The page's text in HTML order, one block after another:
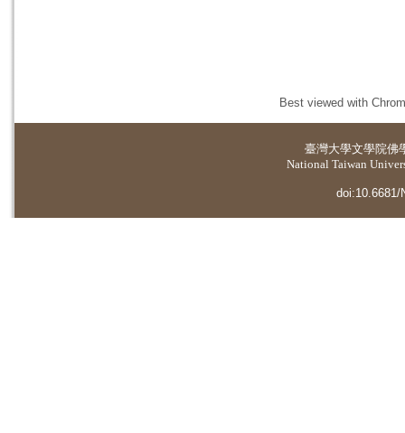
Best viewed with
臺灣大學文學院佛
National Taiwan
doi:10.6681/